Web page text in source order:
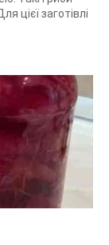
цієї заготівлі